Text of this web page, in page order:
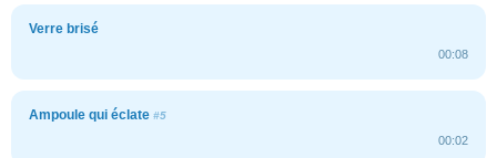
Verre brisé
00:08
Ampoule qui éclate #5
00:02